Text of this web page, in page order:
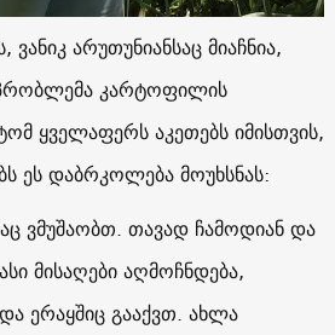
ვანიკ არუთუნიანსაც მიაჩნია,
კარტოფილის
ყველაფერს აკეთებს იმისთვის,
დაბრკოლება მოუხსნას:
ვმუშაობთ. თავად ჩამოდიან და
მისაღები აღმოჩნდება,
ერაყშიც გააქვთ. ახლა